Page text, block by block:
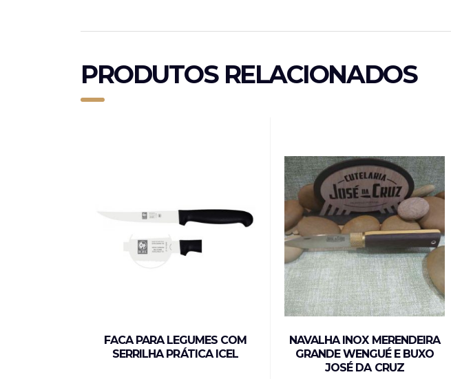
PRODUTOS RELACIONADOS
FACA PARA LEGUMES COM
SERRILHA PRÁTICA ICEL
NAVALHA INOX MERENDEIRA
GRANDE WENGUÉ E BUXO
JOSÉ DA CRUZ